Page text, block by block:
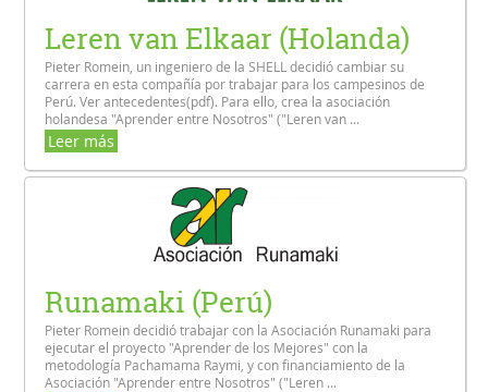
Leren van Elkaar (Holanda)
Pieter Romein, un ingeniero de la SHELL decidió cambiar su
carrera en esta compañía por trabajar para los campesinos de
Perú. Ver antecedentes(pdf). Para ello, crea la asociación
holandesa "Aprender entre Nosotros" ("Leren van ...
Leer más
Runamaki (Perú)
Pieter Romein decidió trabajar con la Asociación Runamaki para
ejecutar el proyecto "Aprender de los Mejores" con la
metodología Pachamama Raymi, y con financiamiento de la
Asociación "Aprender entre Nosotros" ("Leren ...